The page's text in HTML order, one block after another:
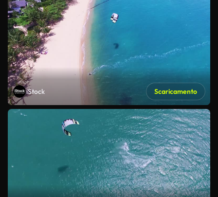
iStock Scaricamento